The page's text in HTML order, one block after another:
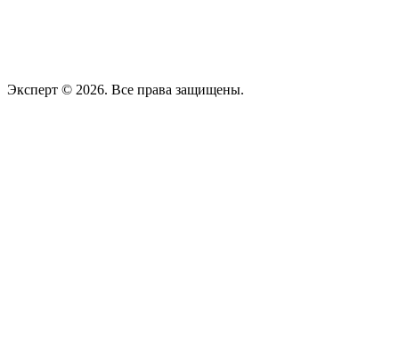
Эксперт © 2026. Все права защищены.